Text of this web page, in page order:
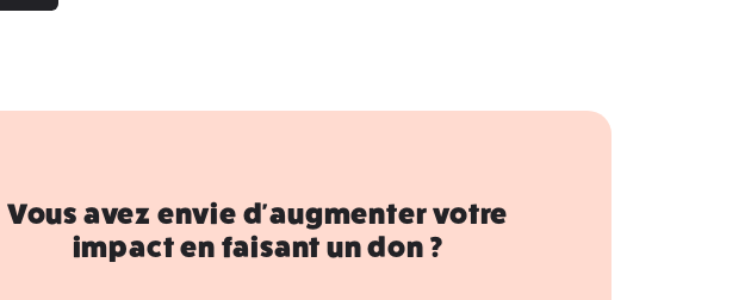
Vous avez envie d'augmenter votre
impact en faisant un don ?